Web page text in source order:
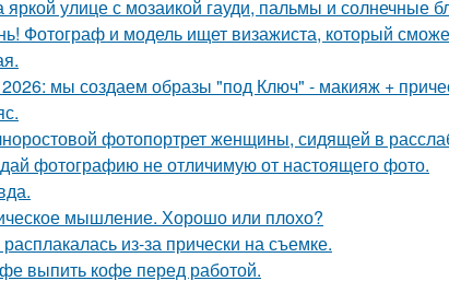
улице с мозаикой гауди, пальмы и солнечные
Фотограф и модель ищет визажиста, который
мы создаем образы "под Ключ" - макияж +
фотопортрет женщины, сидящей в
фотографию не отличимую от настоящего фото.
мышление. Хорошо или плохо?
из-за прически на съемке.
выпить кофе перед работой.